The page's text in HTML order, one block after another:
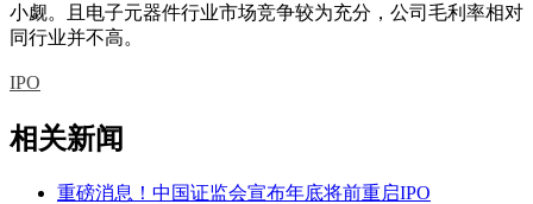
小觑。且电子元器件行业市场竞争较为充分，公司毛利率相对
同行业并不高。
IPO
相关新闻
重磅消息！中国证监会宣布年底将前重启IPO